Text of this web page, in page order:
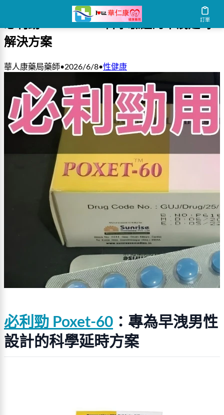
訂單
必利勁 Poxet-60：科學驗證的早洩延時
解決方案
華人康藥局藥師•2026/6/8•性健康
必利勁 Poxet‑60 ：專為早洩男性
設計的科學延時方案